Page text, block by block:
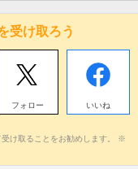
受け取ろう
フォロー いいね
け取ることをお勧めします。 ※